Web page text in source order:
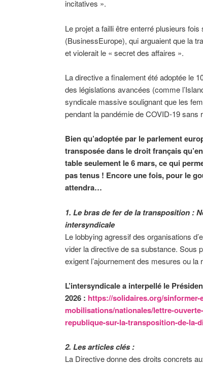
incitatives ».
Le projet a failli être enterré plusieurs
(BusinessEurope), qui arguaient que la
et violerait le « secret des affaires ».
La directive a finalement été adoptée le
des législations avancées (comme
syndicale massive soulignant que les
pendant la pandémie de COVID-19 sans
Bien qu’adoptée par le parlement
transposée dans le droit français
table seulement le 6 mars, ce qui
pas tenus ! Encore une fois, pour le
attendra…
1. Le bras de fer de la transposition :
intersyndicale
Le lobbying agressif des organisations
vider la directive de sa substance. Sous
exigent l’ajournement des mesures ou la
L’intersyndicale a interpellé le
2026 : https://solidaires.org/sinformer-
mobilisations/nationales/lettre-
republique-sur-la-transposition-de-la-
2. Les articles clés :
La Directive donne des droits concrets